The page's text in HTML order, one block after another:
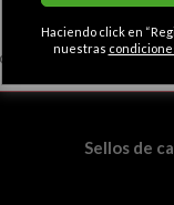
la monotonía.
Haciendo click en
nuestras
Sellos de